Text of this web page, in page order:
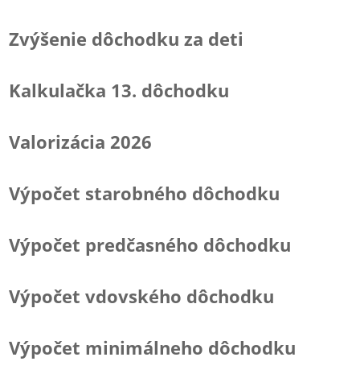
Zvýšenie dôchodku za deti
Kalkulačka 13. dôchodku
Valorizácia 2026
Výpočet starobného dôchodku
Výpočet predčasného dôchodku
Výpočet vdovského dôchodku
Výpočet minimálneho dôchodku